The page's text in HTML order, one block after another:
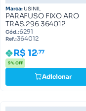
Marca: USINIL
PARAFUSO FIXO ARO
TRAS.296 364012
Cód.:6291
Ref.:364012
R$ 12,77
9% OFF
Adicionar